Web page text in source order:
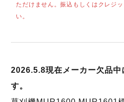
ただけません。振込もしくはクレジ
い。
2026.5.8現在メーカー欠品中
す。